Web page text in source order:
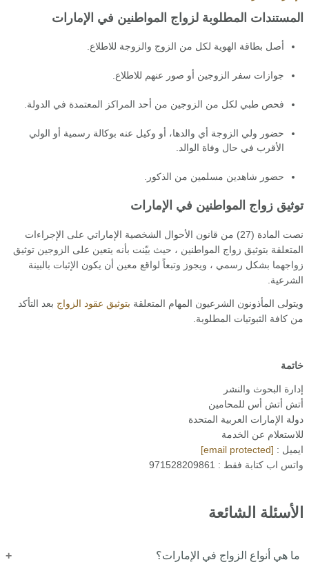
المستندات المطلوبة لزواج المواطنين في الإمارات
أصل بطاقة الهوية لكل من الزوج والزوجة للاطلاع.
جوازات سفر الزوجين أو صور عنهم للاطلاع.
فحص طبي لكل من الزوجين من أحد المراكز المعتمدة في الدولة.
حضور ولي الزوجة أي والدها، أو وكيل عنه بوكالة رسمية أو الولي
الأقرب في حال وفاة الوالد.
حضور شاهدين مسلمين من الذكور.
توثيق زواج المواطنين في الإمارات
نصت المادة (27) من قانون الأحوال الشخصية الإماراتي على الإجراءات
المتعلقة بتوثيق زواج المواطنين ، حيث بيّنت بأنه يتعين على الزوجين توثيق
زواجهما بشكل رسمي ، ويجوز وتبعاً لواقع معين أن يكون الإثبات بالبينة
الشرعية.
ويتولى المأذونون الشرعيون المهام المتعلقة بتوثيق عقود الزواج بعد التأكد
من كافة الثبوتيات المطلوبة.
خاتمة
إدارة البحوث والنشر
أتش أتش أس للمحامين
دولة الإمارات العربية المتحدة
للاستعلام عن الخدمة
ايميل : [email protected]
واتس اب كتابة فقط : 971528209861
الأسئلة الشائعة
ما هي أنواع الزواج في الإمارات؟